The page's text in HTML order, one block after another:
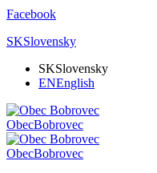
Facebook
SKSlovensky
SKSlovensky
ENEnglish
ObecBobrovec
ObecBobrovec